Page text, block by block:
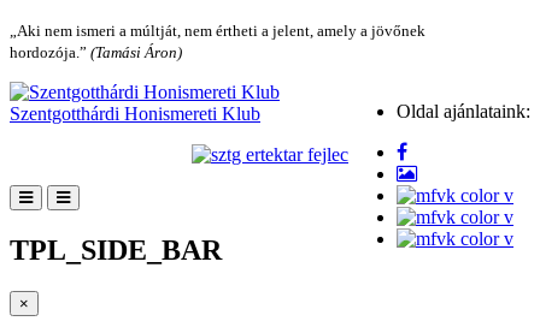
„Aki nem ismeri a múltját, nem értheti a jelent, amely a jövőnek
hordozója.” (Tamási Áron)
Oldal ajánlataink:
Szentgotthárdi Honismereti Klub
TPL_SIDE_BAR
×